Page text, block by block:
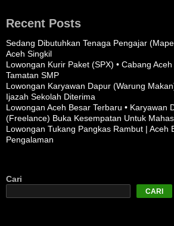
Recent Posts
Sedang Dibutuhkan Tenaga Pengajar
Aceh Singkil
Lowongan Kurir Paket (SPX) • Cabang
Tamatan SMP
Lowongan Karyawan Dapur (Warung
Ijazah Sekolah Diterima
Lowongan Aceh Besar Terbaru • Karyawan
(Freelance) Buka Kesempatan Untuk
Lowongan Tukang Pangkas Rambut | Aceh
Pengalaman
Cari
CARI